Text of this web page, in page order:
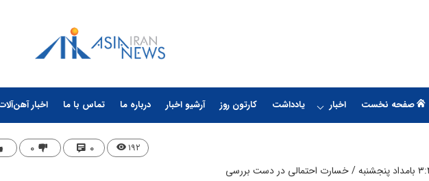
صفحه نخست اخبار یادداشت کارتون روز آرشیو اخبار درباره ما تماس با ما اخبار
۱۹۲ ۰ ۰